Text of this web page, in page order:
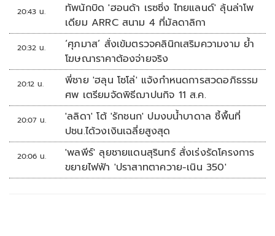
20:43 น.
ทัพนักบิด 'ฮอนด้า เรซซิ่ง ไทยแลนด์' ลุ้นล่าโพ
เดียม ARRC สนาม 4 ที่มัลดาลิกา
20:32 น.
‘ศุภมาส’ สั่งเข้มตรวจคลินิกเสริมความงาม ย้ำ
โฆษณาราคาต้องจ่ายจริง
20:12 น.
พี่ชาย 'ฮลุน โซโล่' แจ้งกำหนดการสวดอภิธรรม
ศพ เตรียมจัดพิธีฌาปนกิจ 11 ส.ค.
20:07 น.
'ลลิดา' โต้ 'รักชนก' ปมงบน้ำบาดาล ชี้พื้นที่
ปชน.ได้วงเงินเฉลี่ยสูงสุด
20:06 น.
'พลพีร์' ลุยชายแดนสุรินทร์ สั่งเร่งรัดโครงการ
ขยายไฟฟ้า 'ปราสาทตาควาย-เนิน 350'